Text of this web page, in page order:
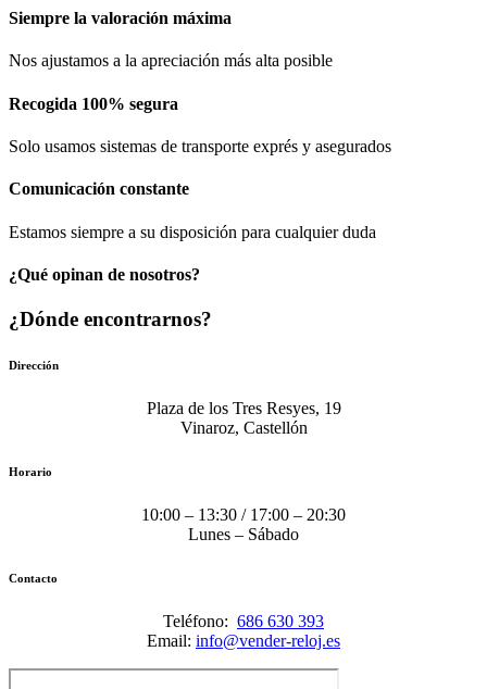
Siempre la valoración máxima
Nos ajustamos a la apreciación más alta posible
Recogida 100% segura​
Solo usamos sistemas de transporte exprés y asegurados
Comunicación​ constante
Estamos siempre a su disposición para cualquier duda
¿Qué opinan de nosotros?
¿Dónde encontrarnos?
Dirección
Plaza de los Tres Resyes, 19
Vinaroz, Castellón
Horario
10:00 – 13:30 / 17:00 – 20:30
Lunes – Sábado
Contacto
Teléfono: 686 630 393
Email: info@vender-reloj.es